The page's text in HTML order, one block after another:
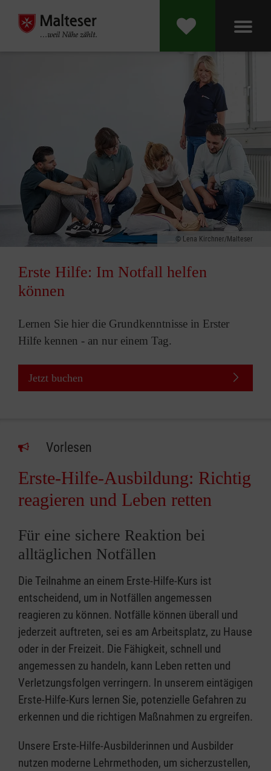
Lena Kirchner/Malteser
Erste Hilfe: Im Notfall helfen
können
Lernen Sie hier die Grundkenntnisse in Erster
Hilfe kennen - an nur einem Tag.
Jetzt buchen
Vorlesen
Erste-Hilfe-Ausbildung: Richtig
reagieren und Leben retten
Für eine sichere Reaktion bei
alltäglichen Notfällen
Die Teilnahme an einem Erste-Hilfe-Kurs ist
entscheidend, um in Notfällen angemessen
reagieren zu können. Notfälle können überall und
jederzeit auftreten, sei es am Arbeitsplatz, zu Hause
oder in der Freizeit. Die Fähigkeit, schnell und
angemessen zu handeln, kann Leben retten und
Verletzungsfolgen verringern. In unserem eintägigen
Erste-Hilfe-Kurs lernen Sie, potenzielle Gefahren zu
erkennen und die richtigen Maßnahmen zu ergreifen.
Unsere Erste-Hilfe-Ausbilderinnen und Ausbilder
nutzen moderne Lehrmethoden, um sicherzustellen,